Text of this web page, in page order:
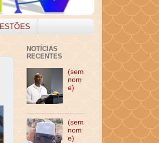
NOTÍCIAS
RECENTES
(sem
nom
e)
(sem
nom
e)